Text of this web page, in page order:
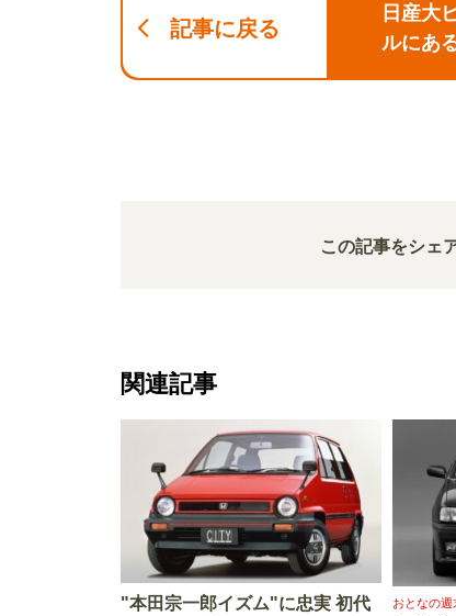
記事に戻る
日産大
ルにあ
この記事をシェ
関連記事
"本田宗一郎イズム"に忠実 初代
おとなの